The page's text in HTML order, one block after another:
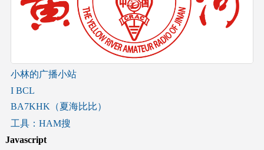
小林的广播小站
I BCL
BA7KHK（夏海比比）
工具：HAM搜
Javascript